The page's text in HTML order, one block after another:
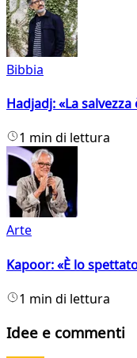
Bibbia
Hadjadj: «La
1 min di lettura
Arte
Kapoor: «È lo
1 min di lettura
Idee e commenti